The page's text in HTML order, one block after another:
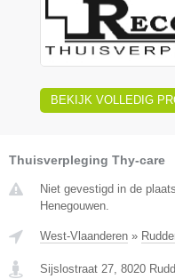
BEKIJK VOLLEDIG
Thuisverpleging Thy-care
Niet gevestigd in de
Henegouwen.
West-Vlaanderen »
Sijslostraat 27 8020